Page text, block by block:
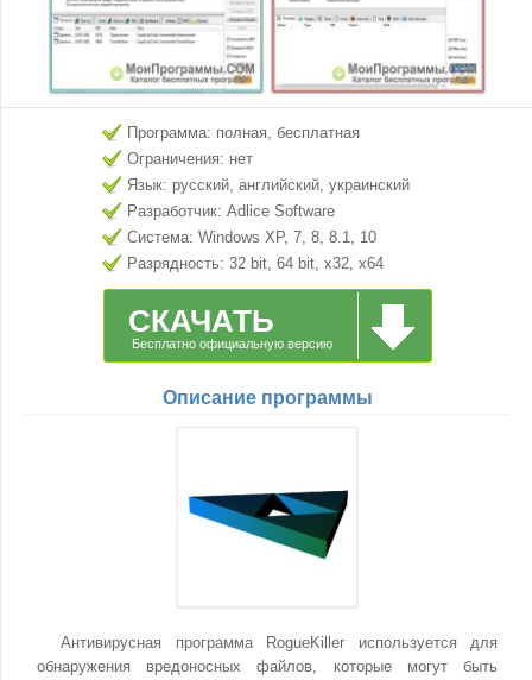
Программа: полная, бесплатная
Ограничения: нет
Язык: русский, английский, украинский
Разработчик: Adlice Software
Система: Windows XP, 7, 8, 8.1, 10
Разрядность: 32 bit, 64 bit, x32, x64
СКАЧАТЬ
Бесплатно официальную версию
Описание программы
Антивирусная программа RogueKiller используется для
обнаружения вредоносных файлов, которые могут быть